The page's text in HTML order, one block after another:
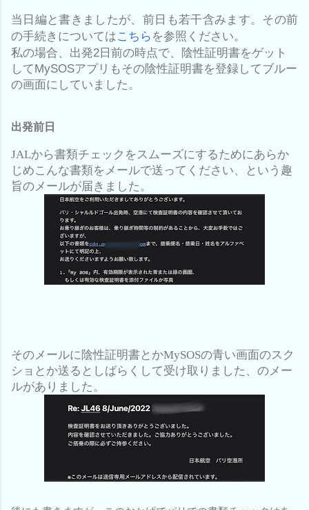
当日編と書きましたが、前日も若干含みます。その前
の手続きについてはこちら を参照ください。
私の場合、出発2日前の時点で、陰性証明書をゲット
してMySOSアプリもその陰性証明書を登録してブルー
の画面にしていました。
出発前日
JALから書類チェックをスムーズにするためにあらか
じめこんな書類をメールで送ってください、という趣
旨のメールが届きました。
そのメールに陰性証明書とかMySOSの青い画面のスク
ショとか送るとしばらくして受け取りました、のメー
ルがありました。